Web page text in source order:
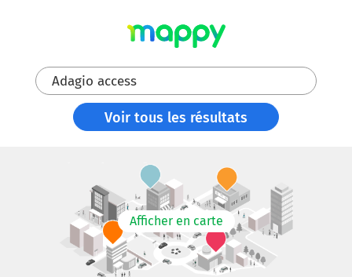
Adagio access
Voir tous les résultats
Afficher en carte